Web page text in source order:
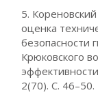
5.
оценка
безопасности
Крюковского
2(70). С. 46–50.